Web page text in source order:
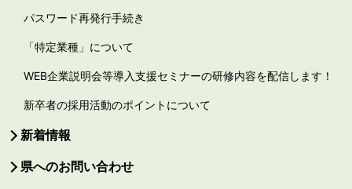
パスワード再発行手続き
「特定業種」について
WEB企業説明会等導入支援セミナーの研修内容を配信します！
新卒者の採用活動のポイントについて
新着情報
県へのお問い合わせ